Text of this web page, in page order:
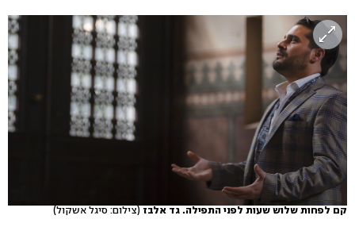
קם לפחות שלוש שעות לפני התפילה. גד אלבז (צילום: סיגל אשקול)